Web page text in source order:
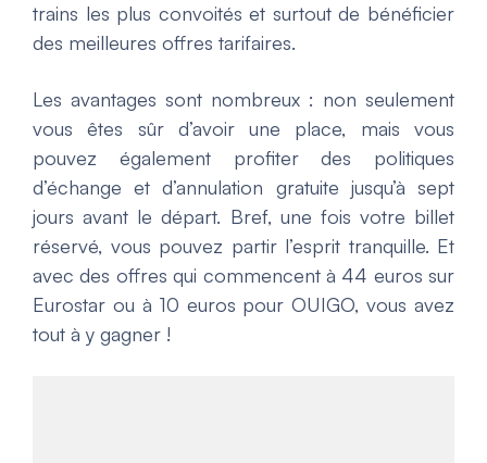
trains les plus convoités et surtout de bénéficier
des meilleures offres tarifaires.
Les avantages sont nombreux : non seulement
vous êtes sûr d’avoir une place, mais vous
pouvez également profiter des politiques
d’échange et d’annulation gratuite jusqu’à sept
jours avant le départ. Bref, une fois votre billet
réservé, vous pouvez partir l’esprit tranquille. Et
avec des offres qui commencent à 44 euros sur
Eurostar ou à 10 euros pour OUIGO, vous avez
tout à y gagner !